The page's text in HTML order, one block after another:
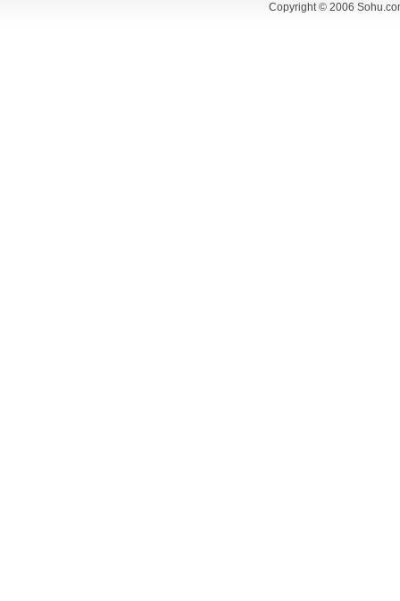
Copyright © 2006